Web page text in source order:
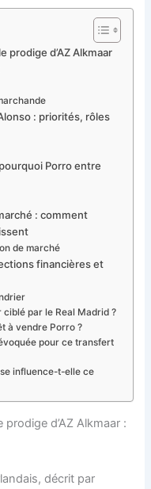
prodige d’AZ Alkmaar
: priorités, rôles
Porro entre
: comment
de marché
financières et
par le Real Madrid ?
à vendre Porro ?
pour ce transfert
influence-t-elle ce
d’AZ Alkmaar :
décrit par